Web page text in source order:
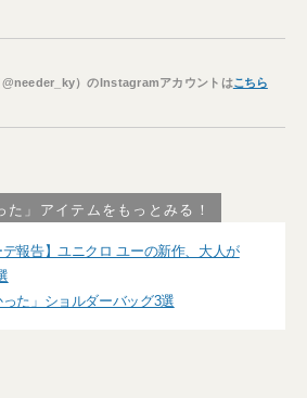
@needer_ky）のInstagramアカウントはこちら
た」アイテムをもっとみる！
デ報告】ユニクロ ユーの新作、大人が
た」ショルダーバッグ3選